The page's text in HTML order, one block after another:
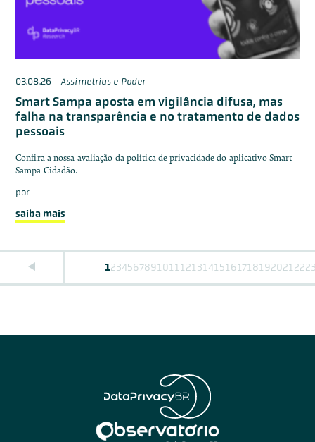
03.08.26 - Assimetrias e Poder
Smart Sampa aposta em vigilância difusa, mas
falha na transparência e no tratamento de dados
pessoais
Confira a nossa avaliação da política de privacidade do aplicativo Smart
Sampa Cidadão.
por
saiba mais
1234567891011 12131415161718192021 22